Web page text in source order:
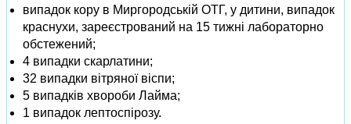
випадок кору в Миргородській ОТГ, у дитини, випадок
краснухи, зареєстрований на 15 тижні лабораторно
обстежений;
4 випадки скарлатини;
32 випадки вітряної віспи;
5 випадків хвороби Лайма;
1 випадок лептоспірозу.